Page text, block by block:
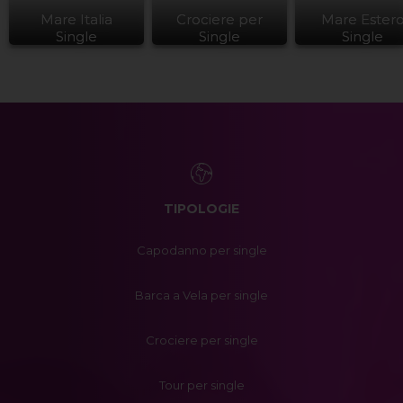
Mare Italia
Single
Crociere per
Single
Mare
Single
TIPOLOGIE
Capodanno per single
Barca a Vela per single
Crociere per single
Tour per single